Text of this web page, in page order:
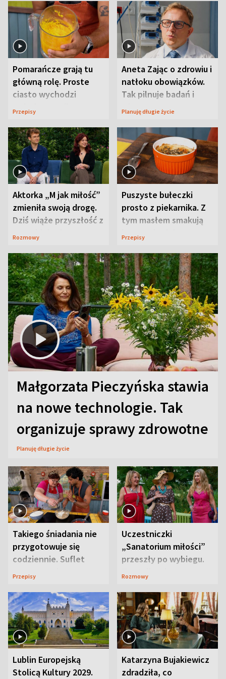
Pomarańcze grają tu
główną rolę. Proste
ciasto wychodzi
wyjątkowo wilgotne
Przepisy
Aneta Zając o zdrowiu i
natłoku obowiązków.
Tak pilnuje badań i
wizyt
Planuję długie życie
Aktorka „M jak miłość”
zmieniła swoją drogę.
Dziś wiąże przyszłość z
neurobiologią
Rozmowy
Puszyste bułeczki
prosto z piekarnika. Z
tym masłem smakują
jeszcze lepiej
Przepisy
Małgorzata Pieczyńska stawia
na nowe technologie. Tak
organizuje sprawy zdrowotne
Planuję długie życie
Takiego śniadania nie
przygotowuje się
codziennie. Suflet
serowy zachwyca
Przepisy
Uczestniczki
„Sanatorium miłości”
przeszły po wybiegu.
Te stylizacje
Rozmowy
Lublin Europejską
Stolicą Kultury 2029.
Katarzyna Bujakiewicz
zdradziła, co